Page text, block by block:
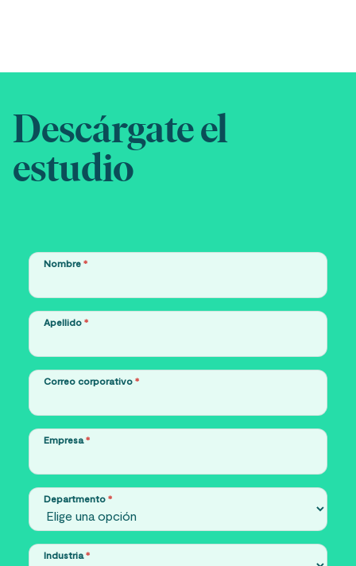
Descárgate el
estudio
Nombre *
Apellido *
Correo corporativo *
Empresa*
Departmento *
Industria*